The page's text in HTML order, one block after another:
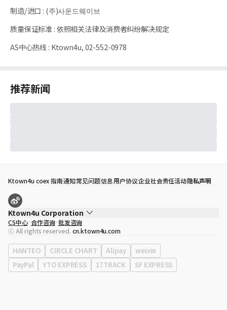
制造/进口 : (주)사운드웨이브
质量保证标准 :依照相关法律及消费者纠纷解决规定
AS中心热线 : Ktown4u, 02-552-0978
推荐新闻
Ktown4u coex 指南通知常见问题信息用户协议企业社会责任活动隐私声明
Ktown4u Corporation
代表
宋効珉
营业执照 120-87-71116
公司地址 首尔特别市 江南区 岭东大路 513号 3楼 （三成洞， coex)
CS中心 合作咨询 批发咨询
ⓒ All rights reserved. cn.ktown4u.com
HANTEO CIRCLE CHART Alipay
weixin
PayPal
YTO EXPRESS 17TRACK SF EXPRESS